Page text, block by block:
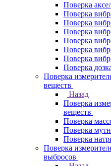
Поверка
Поверка
Поверка
Поверка
Поверка
Поверка
Поверка
Поверка
Поверка
веществ
Назад
Поверка
веществ
Поверка
Поверка
Поверка
Поверка
выбросов